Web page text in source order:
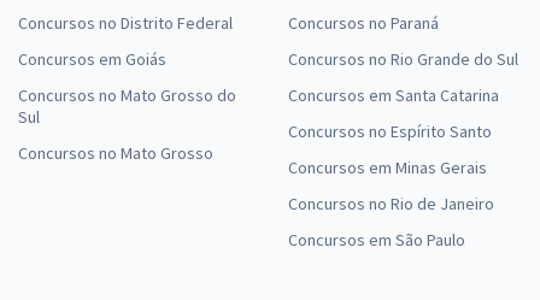
Concursos no Distrito Federal
Concursos em Goiás
Concursos no Mato Grosso do
Sul
Concursos no Mato Grosso
Concursos no Paraná
Concursos no Rio Grande do Sul
Concursos em Santa Catarina
Concursos no Espírito Santo
Concursos em Minas Gerais
Concursos no Rio de Janeiro
Concursos em São Paulo